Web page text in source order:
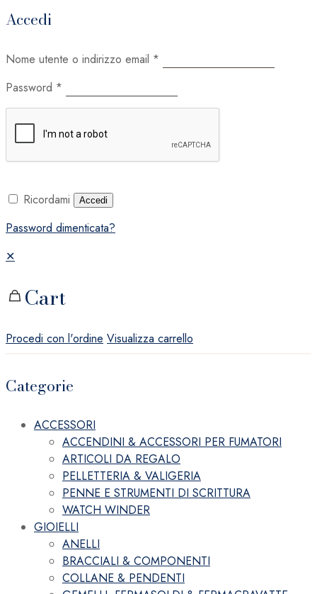
Accedi
Nome utente o indirizzo email *
Password *
Ricordami Accedi
Password dimenticata?
✕
Cart
Procedi con l'ordine Visualizza carrello
Categorie
ACCESSORI
ACCENDINI & ACCESSORI PER FUMATORI
ARTICOLI DA REGALO
PELLETTERIA & VALIGERIA
PENNE E STRUMENTI DI SCRITTURA
WATCH WINDER
GIOIELLI
ANELLI
BRACCIALI & COMPONENTI
COLLANE & PENDENTI